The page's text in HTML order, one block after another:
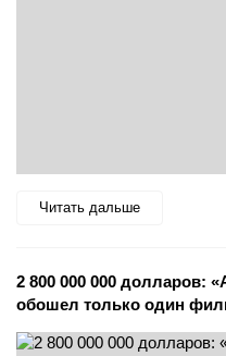
Читать дальше
2 800 000 000 долларов:
обошел только один